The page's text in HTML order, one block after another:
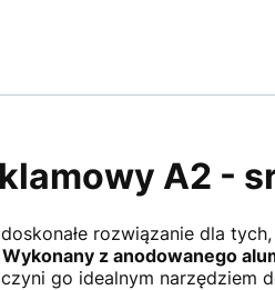
A2 -
rozwiązanie dla
Wykonany z anodowanego
go idealnym narzędziem